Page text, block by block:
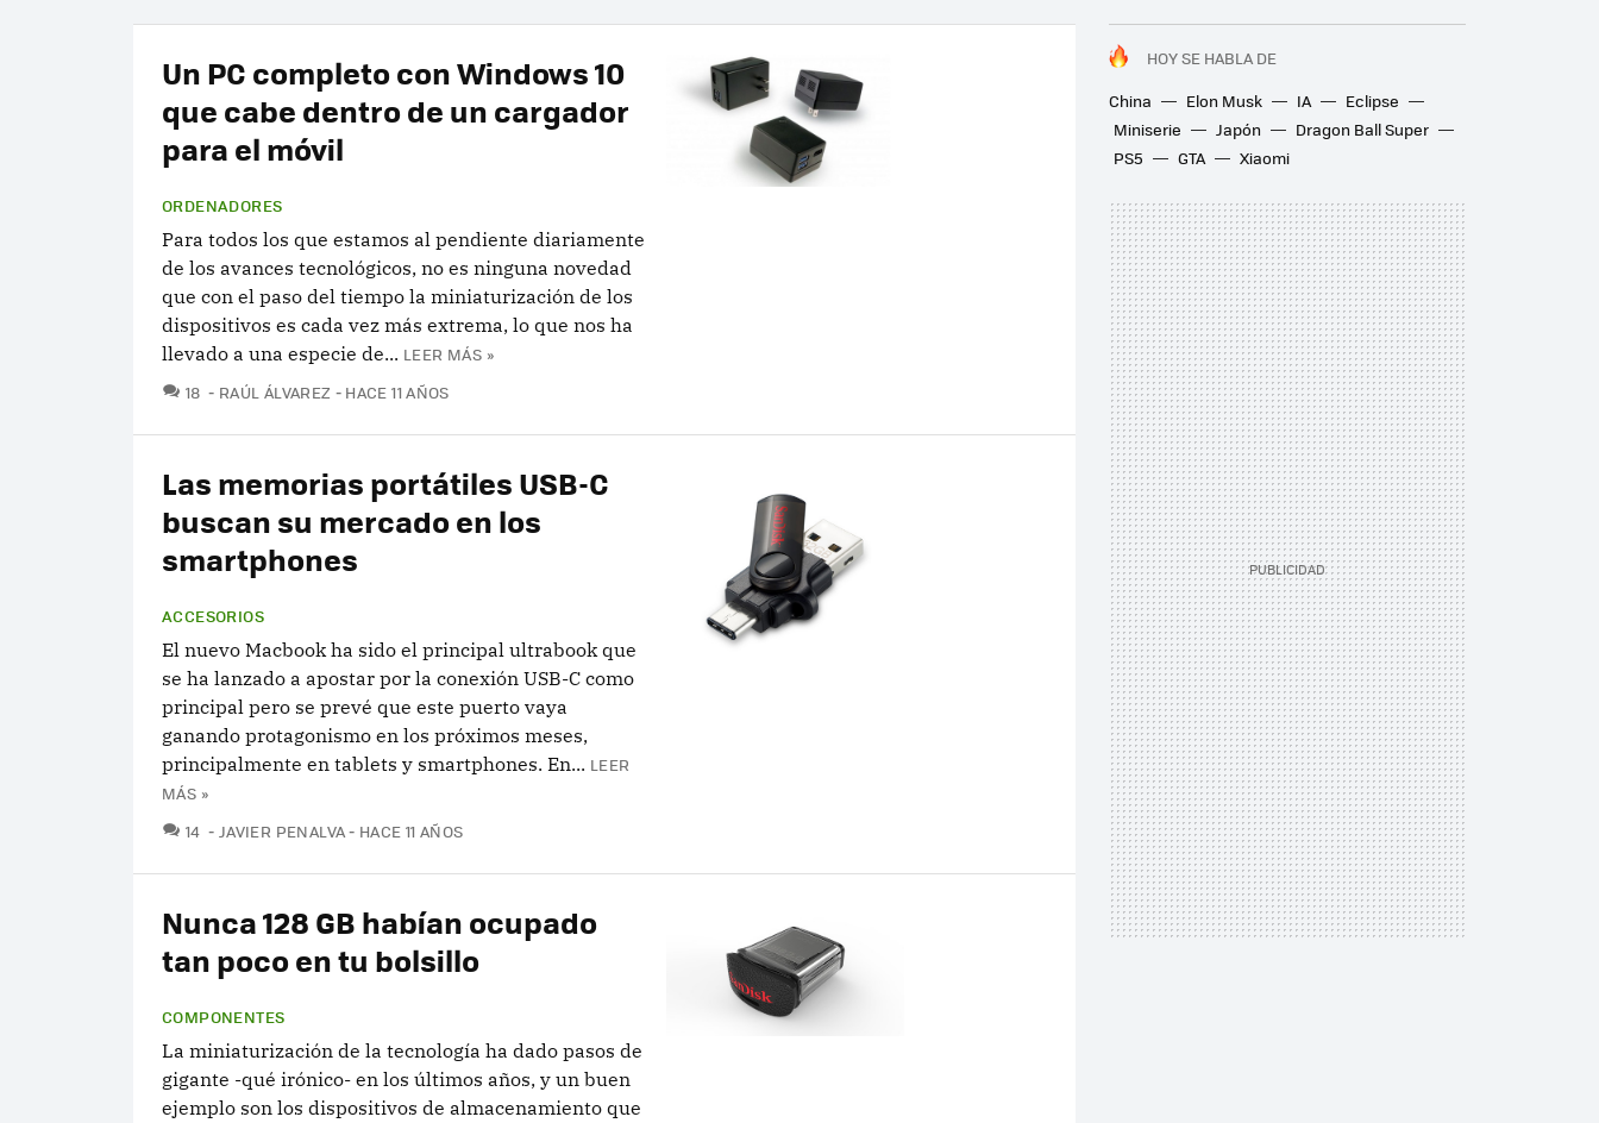
HOY SE HABLA DE
China
Elon Musk IA
Eclipse
Miniserie
Japón
Dragon Ball Super
PS5
GTA Xiaomi
Un PC completo con Windows 10
que cabe dentro de un cargador
para el móvil
ORDENADORES
Para todos los que estamos al pendiente diariamente
de los avances tecnológicos, no es ninguna novedad
que con el paso del tiempo la miniaturización de los
dispositivos es cada vez más extrema, lo que nos ha
llevado a una especie de... LEER MÁS »
18 COMENTARIOS
RAÚL ÁLVAREZ HACE 11 AÑOS
Las memorias portátiles USB-C
buscan su mercado en los
smartphones
ACCESORIOS
El nuevo Macbook ha sido el principal ultrabook que
se ha lanzado a apostar por la conexión USB-C como
principal pero se prevé que este puerto vaya
ganando protagonismo en los próximos meses,
principalmente en tablets y smartphones. En... LEER
MÁS »
14 COMENTARIOS
JAVIER PENALVA HACE 11 AÑOS
Nunca 128 GB habían ocupado
tan poco en tu bolsillo
COMPONENTES
La miniaturización de la tecnología ha dado pasos de
gigante -qué irónico- en los últimos años, y un buen
ejemplo son los dispositivos de almacenamiento que